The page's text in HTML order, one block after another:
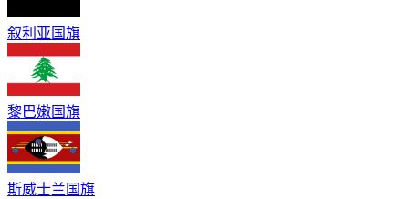
叙利亚国旗
黎巴嫩国旗
斯威士兰国旗